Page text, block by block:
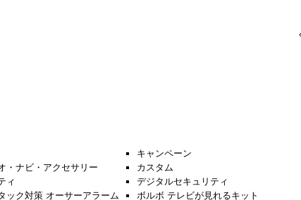
キャンペーン
・ナビ・アクセサリー
カスタム
ィ
デジタルセキュリティ
ック対策 オーサーアラーム
ボルボ テレビが見れるキット